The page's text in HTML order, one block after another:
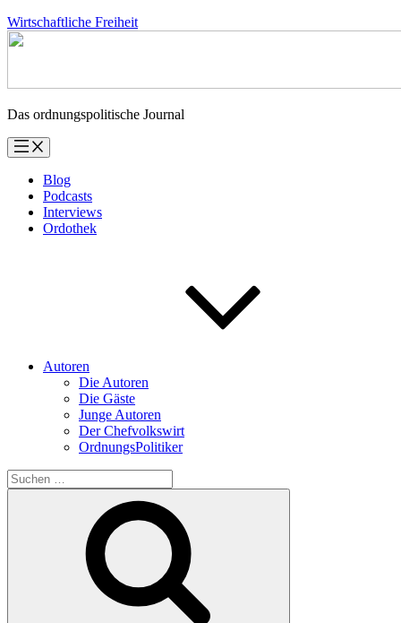
Zum
Inhalt
Wirtschaftliche Freiheit
Das ordnungspolitische Journal
Blog
Podcasts
Interviews
Ordothek
Autoren
Die Autoren
Die Gäste
Junge Autoren
Der Chefvolkswirt
OrdnungsPolitiker
Suchen
nach: